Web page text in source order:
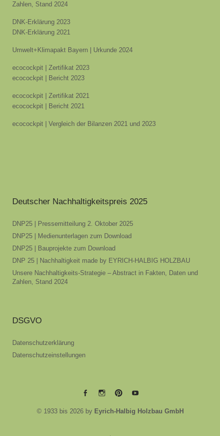
Zahlen, Stand 2024
DNK-Erklärung 2023
DNK-Erklärung 2021
Umwelt+Klimapakt Bayern | Urkunde 2024
ecocockpit | Zertifikat 2023
ecocockpit | Bericht 2023
ecocockpit | Zertifikat 2021
ecocockpit | Bericht 2021
ecocockpit | Vergleich der Bilanzen 2021 und 2023
Deutscher Nachhaltigkeitspreis 2025
DNP25 | Pressemitteilung 2. Oktober 2025
DNP25 | Medienunterlagen zum Download
DNP25 | Bauprojekte zum Download
DNP 25 | Nachhaltigkeit made by EYRICH-HALBIG HOLZBAU
Unsere Nachhaltigkeits-Strategie – Abstract in Fakten, Daten und
Zahlen, Stand 2024
DSGVO
Datenschutzerklärung
Datenschutzeinstellungen
EYRICH-EYRICH-EYRICH-EYRICH-
© 1933 bis 2026 by Eyrich-Halbig Holzbau GmbH